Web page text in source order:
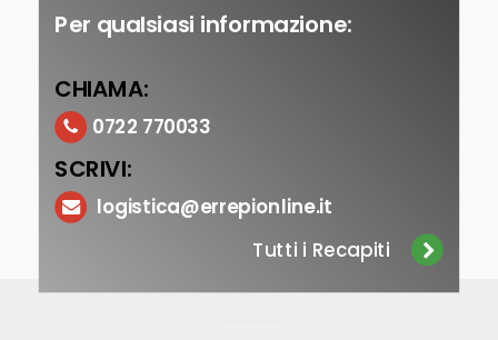
Per qualsiasi informazione:
CHIAMA:
0722 770033
SCRIVI:
logistica@errepionline.it
Tutti i Recapiti